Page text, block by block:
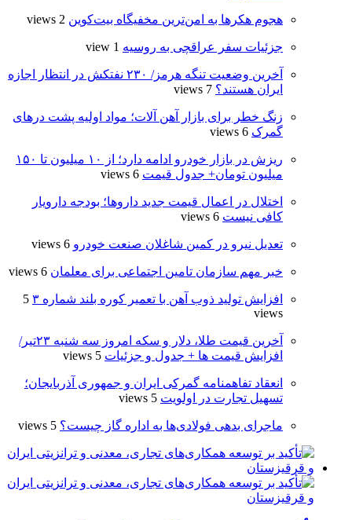
هجوم هکرها به امن‌ترین مخفیگاه بیت‌کوین 2 views
جزئیات سفر عراقچی به روسیه 1 view
آخرین وضعیت تنگه هرمز/ ۲۳۰ نفتکش در انتظار اجازه
ایران هستند؟ 7 views
زنگ خطر برای بازار آهن آلات؛ مواد اولیه پشت درهای
گمرک 6 views
ریزش در بازار خودرو ادامه دارد؛ از ۱۰ میلیون تا ۱۵۰
میلیون تومان+ جدول قیمت 6 views
اختلال در اعمال قیمت‌ جدید داروها؛ بودجه دارویار
کافی نیست 6 views
تعدیل نیرو در کمین شاغلان صنعت خودرو 6 views
خبر مهم سازمان تامین اجتماعی برای معلمان 6 views
افزایش تولید ذوب آهن با تعمیر کوره بلند شماره ۳
5
views
آخرین قیمت طلا، دلار و سکه امروز سه شنبه ۲۳تیر/
افزایش قیمت ها + جدول و جزئیات 5 views
انعقاد تفاهمنامه گمرکی ایران و جمهوری آذربایجان؛
تسهیل تجارت در اولویت 5 views
ماجرای بدهی فولادی‌ها به اداره گاز چیست؟ 5 views